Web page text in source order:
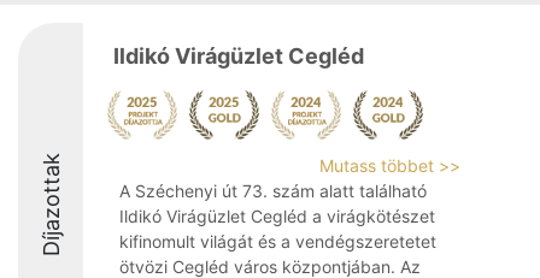
Díjazottak
Ildikó Virágüzlet Cegléd
Mutass többet >>
A Széchenyi út 73. szám alatt található
Ildikó Virágüzlet Cegléd a virágkötészet
kifinomult világát és a vendégszeretetet
ötvözi Cegléd város központjában. Az